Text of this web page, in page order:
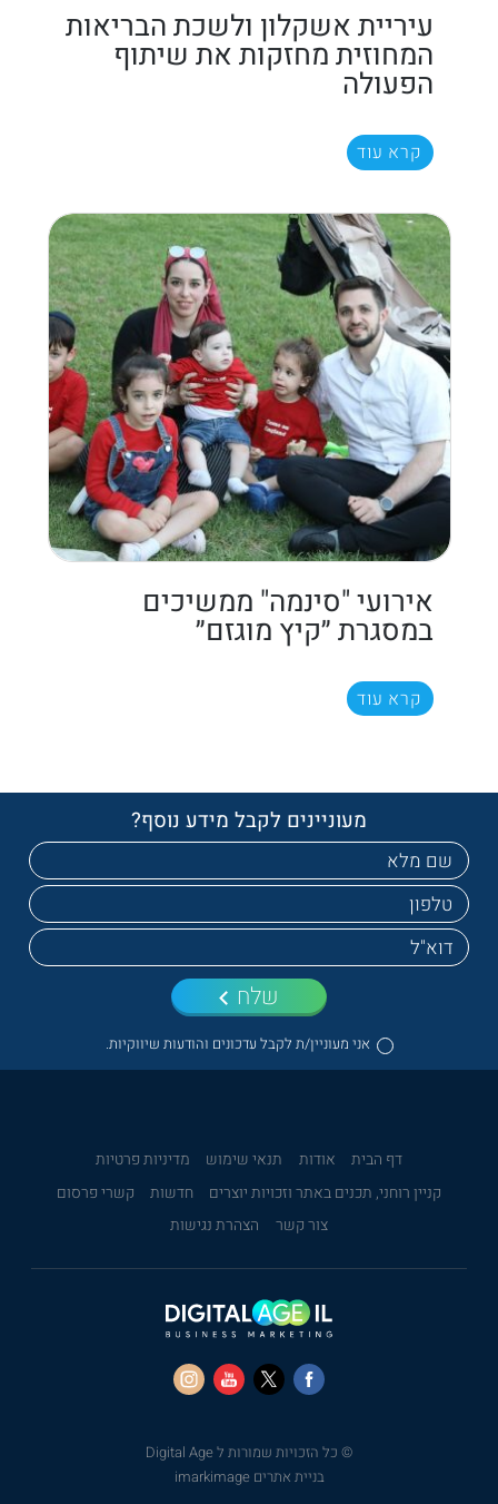
עיריית אשקלון ולשכת הבריאות
המחוזית מחזקות את שיתוף
הפעולה
קרא עוד
אירועי "סינמה" ממשיכים
במסגרת ״קיץ מוגזם״
קרא עוד
מעוניינים לקבל מידע נוסף?
אני מעוניין/ת לקבל עדכונים והודעות שיווקיות.
שלח
דף הבית אודות תנאי שימוש
מדיניות פרטיות
קניין רוחני, תכנים באתר וזכויות יוצרים
חדשות
קשרי פרסום
צור קשר
הצהרת נגישות
© כל הזכויות שמורות ל Digital Age
בניית אתרים imarkimage